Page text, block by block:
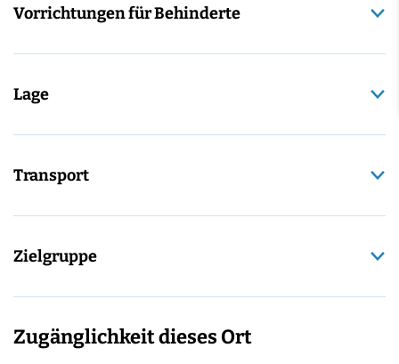
Vorrichtungen für Behinderte
Lage
Transport
Zielgruppe
Zugänglichkeit dieses Ort